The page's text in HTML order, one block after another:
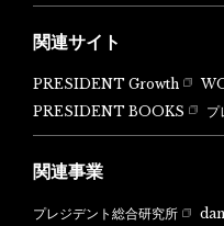
関連サイト
PRESIDENT Growth
PRESIDENT BOOKS
関連事業
プレジデント総合研究所